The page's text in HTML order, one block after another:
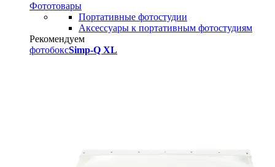
Фототовары
Портативные фотостудии
Аксессуары к портативным фотостудиям
Рекомендуем
фотобоксSimp-Q XL